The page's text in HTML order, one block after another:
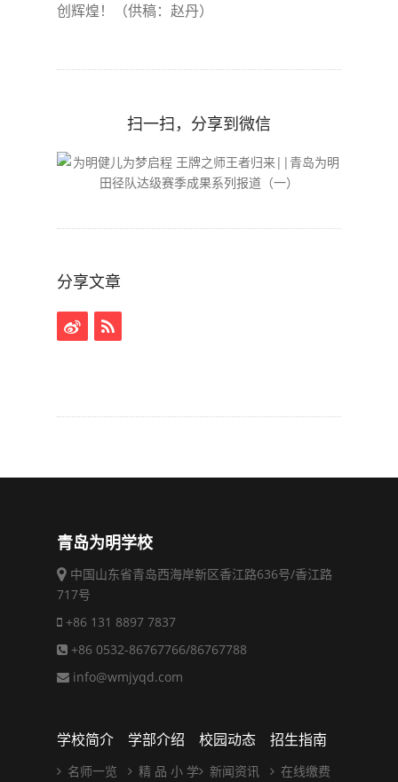
创辉煌！（供稿：赵丹）
扫一扫，分享到微信
分享文章
青岛为明学校
中国山东省青岛西海岸新区香江路636号/香江路
717号
+86 131 8897 7837
+86 0532-86767766/86767788
info@wmjyqd.com
学校简介
名师一览
学部介绍
精 品 小 学
校园动态
新闻资讯
招生指南
在线缴费